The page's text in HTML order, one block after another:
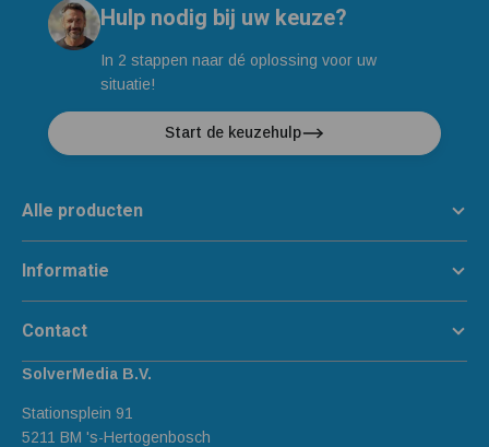
Hulp nodig bij uw keuze?
In 2 stappen naar dé oplossing voor uw
situatie!
Start de keuzehulp
Alle producten
Informatie
Contact
SolverMedia B.V.
Stationsplein 91
5211 BM 's-Hertogenbosch